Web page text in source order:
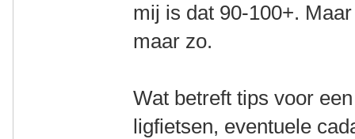
mij is dat 90-100+.
maar zo.
Wat betreft tips voor
ligfietsen, eventuele